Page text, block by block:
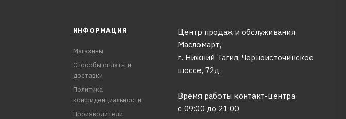
ИНФОРМАЦИЯ
Магазины
Способы оплаты и
доставки
Политика
конфиденциальности
Производители
Центр продаж и обслуживания
Масломарт,
г. Нижний Тагил, Черноисточинское
шоссе, 72д
Время работы контакт-центра
с 09:00 до 21:00